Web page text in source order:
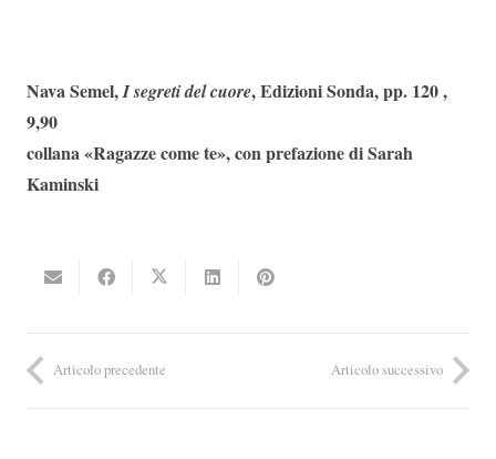
Nava Semel,I segreti del cuore, Edizioni Sonda, pp. 120 , 
9,90
collana «Ragazze come te», con prefazione di Sarah
Kaminski
Articolo precedente Articolo successivo